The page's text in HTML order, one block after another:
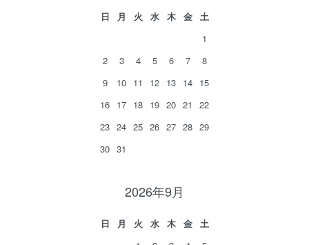
日 月 火 水 木 金
土
1
2
3 4 5 6 7
8
9
10 11 12 13 14 15
16 17 18 19 20 21
22
23 24 25 26 27 28 29
30 31
2026年9月
日 月 火 水 木 金
土